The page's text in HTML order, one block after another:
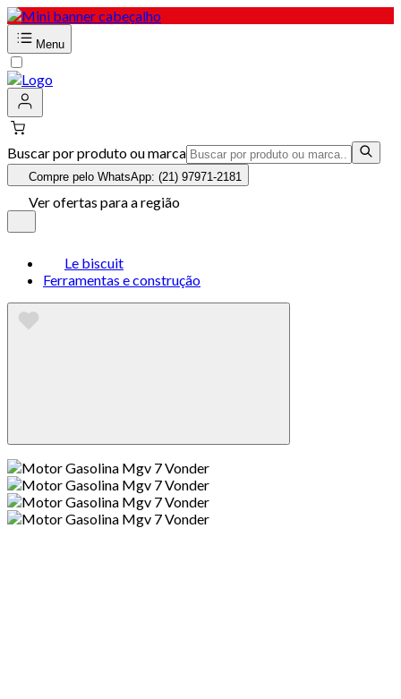
Menu
Buscar por produto ou marca
Compre pelo WhatsApp: (21) 97971-2181
Ver ofertas para a região
Le biscuit
Ferramentas e construção